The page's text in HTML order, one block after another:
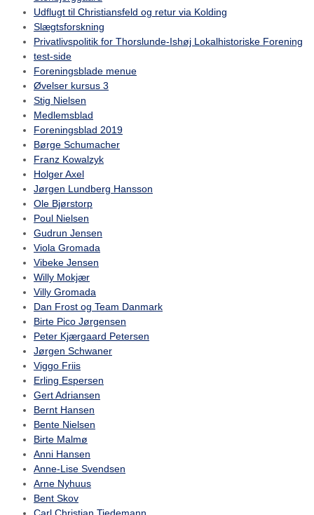
Udflugt til Christiansfeld og retur via Kolding
Slægtsforskning
Privatlivspolitik for Thorslunde-Ishøj Lokalhistoriske Forening
test-side
Foreningsblade menue
Øvelser kursus 3
Stig Nielsen
Medlemsblad
Foreningsblad 2019
Børge Schumacher
Franz Kowalzyk
Holger Axel
Jørgen Lundberg Hansson
Ole Bjørstorp
Poul Nielsen
Gudrun Jensen
Viola Gromada
Vibeke Jensen
Willy Mokjær
Villy Gromada
Dan Frost og Team Danmark
Birte Pico Jørgensen
Peter Kjærgaard Petersen
Jørgen Schwaner
Viggo Friis
Erling Espersen
Gert Adriansen
Bernt Hansen
Bente Nielsen
Birte Malmø
Anni Hansen
Anne-Lise Svendsen
Arne Nyhuus
Bent Skov